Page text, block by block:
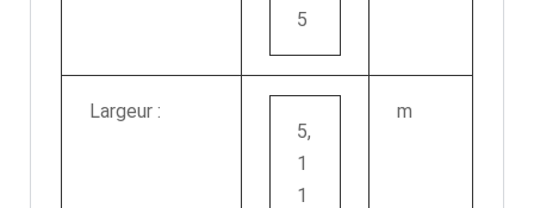
5
Largeur :
5,
1
1
m